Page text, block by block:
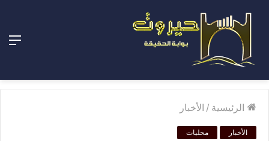
الرئيسية / الأخبار
الأخبار محليات